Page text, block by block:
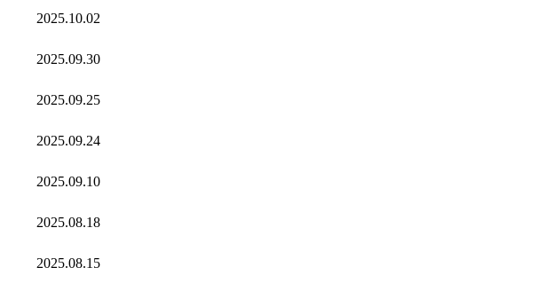
2025.10.02
2025.09.30
2025.09.25
2025.09.24
2025.09.10
2025.08.18
2025.08.15